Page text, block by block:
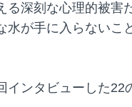
る深刻な心理的被害
水が手に入らないこ
ンタビューした22